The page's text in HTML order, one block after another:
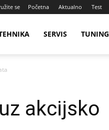
se Početna Aktualno Test
SERVIS TUNING
akcijsko